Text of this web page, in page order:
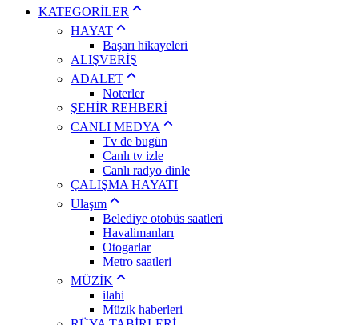
KATEGORİLER
HAYAT
Başarı hikayeleri
ALIŞVERİŞ
ADALET
Noterler
ŞEHİR REHBERİ
CANLI MEDYA
Tv de bugün
Canlı tv izle
Canlı radyo dinle
ÇALIŞMA HAYATI
Ulaşım
Belediye otobüs saatleri
Havalimanları
Otogarlar
Metro saatleri
MÜZİK
ilahi
Müzik haberleri